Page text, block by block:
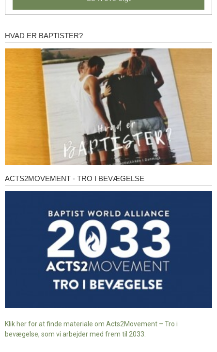
Hvad
er
HVAD ER BAPTISTER?
Acts2Movement
-
ACTS2MOVEMENT - TRO I BEVÆGELSE
Klik her for at finde materiale om Acts2Movement – Tro i
bevægelse, som vi arbejder med frem til 2033.